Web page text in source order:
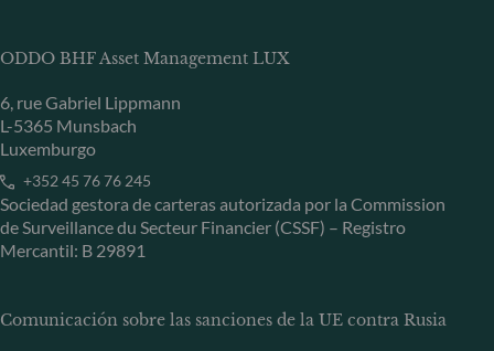
ODDO BHF Asset Management LUX
6, rue Gabriel Lippmann
L-5365 Munsbach
Luxemburgo
+352 45 76 76 245
Sociedad gestora de carteras autorizada por la Commission
de Surveillance du Secteur Financier (CSSF) – Registro
Mercantil: B 29891
Comunicación sobre las sanciones de la UE contra Rusia